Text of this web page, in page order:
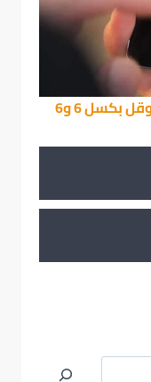
تحديثات لتصوير الليلي لهواتف قوقل بكسل 6 و6